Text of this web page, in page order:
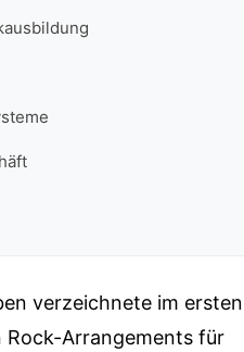
verzeichnete im
Rock-Arrangements für